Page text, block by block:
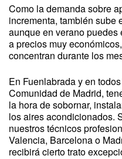
Como la demanda sobre
incrementa, también sube
aunque en verano
a precios muy
concentran durante los
En Fuenlabrada y en
Comunidad de Madrid,
la hora de sobornar,
los aires acondicionados.
nuestros técnicos
Valencia, Barcelona o
recibirá cierto trato